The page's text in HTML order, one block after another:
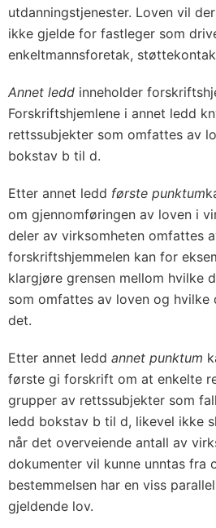
utdanningstjenester. Loven vil
ikke gjelde for fastleger som
enkeltmannsforetak,
Annet ledd inneholder
Forskriftshjemlene i annet ledd
rettssubjekter som omfattes av
bokstav b til d.
Etter annet ledd første punktum
om gjennomføringen av loven i
deler av virksomheten omfattes
forskriftshjemmelen kan for
klargjøre grensen mellom hvilke
som omfattes av loven og hvilke
det.
Etter annet ledd annet punktum
første gi forskrift om at enkelte
grupper av rettssubjekter som
ledd bokstav b til d, likevel ikke
når det overveiende antall av
dokumenter vil kunne unntas fra
bestemmelsen har en viss
gjeldende lov.